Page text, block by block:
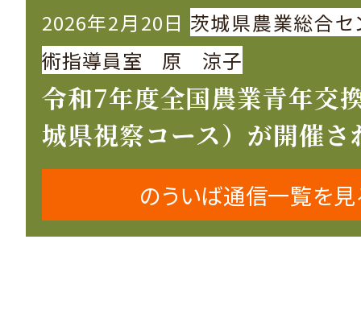
2026年2月20日 茨城県農業総合セ
術指導員室 原 涼子
令和7年度全国農業青年交
城県視察コース）が開催さ
のういば通信一覧を